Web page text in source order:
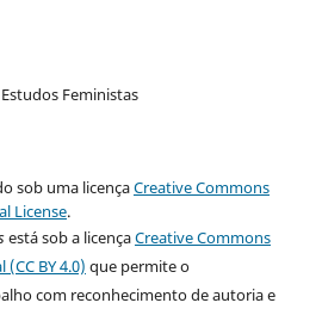
Feministas
sob uma licençaCreative Commons
License.
está sob a licençaCreative Commons
BY 4.0) que permite o
com reconhecimento de autoria e